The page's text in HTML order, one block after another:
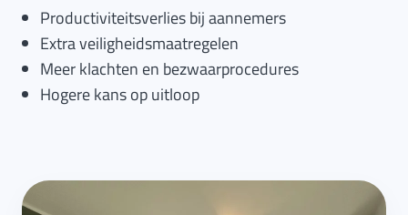
Productiviteitsverlies bij aannemers
Extra veiligheidsmaatregelen
Meer klachten en bezwaarprocedures
Hogere kans op uitloop